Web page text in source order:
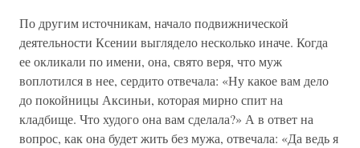
По другим источникам, начало подвижнической
деятельности Ксении выглядело несколько иначе. Когда
ее окликали по имени, она, свято веря, что муж
воплотился в нее, сердито отвечала: «Ну какое вам дело
до покойницы Аксиньи, которая мирно спит на
кладбище. Что худого она вам сделала?» А в ответ на
вопрос, как она будет жить без мужа, отвечала: «Да ведь я